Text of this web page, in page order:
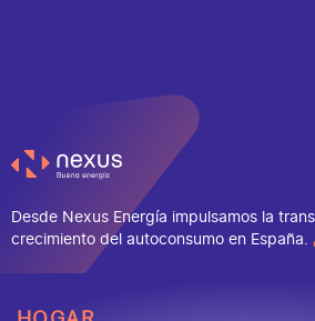
Desde Nexus Energía impulsamos la
crecimiento del autoconsumo en España.